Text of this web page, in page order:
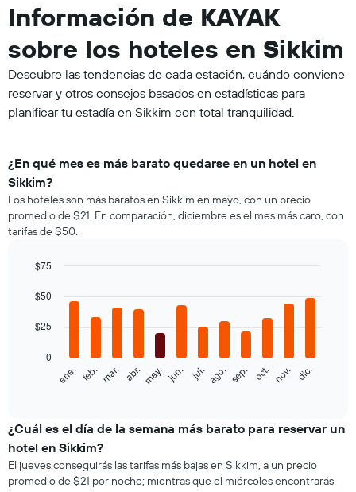
Información de KAYAK
sobre los hoteles en Sikkim
Descubre las tendencias de cada estación, cuándo conviene
reservar y otros consejos basados en estadísticas para
planificar tu estadía en Sikkim con total tranquilidad.
¿En qué mes es más barato quedarse en un hotel en
Sikkim?
Los hoteles son más baratos en Sikkim en mayo, con un precio
promedio de $21. En comparación, diciembre es el mes más caro, con
tarifas de $50.
chart
12
bars.
siguiente
el
precio
promedio
de
una
graphic.
ene. feb. mar. abr.may. jun. jul. ago. sep. oct. nov. dic.
0
$25
$50
$75
¿Cuál es el día de la semana más barato para reservar un
hotel en Sikkim?
El jueves conseguirás las tarifas más bajas en Sikkim, a un precio
promedio de $21 por noche; mientras que el miércoles encontrarás